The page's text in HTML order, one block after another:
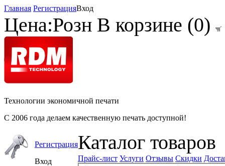
Главная РегистрацияВход
Цена:Розн В корзине (0)
Технологии экономичной печати
С 2006 года делаем качественную печать доступной!
Регистрация
Вход
Каталог товаров
Прайс-лист Услуги Отзывы Скидки